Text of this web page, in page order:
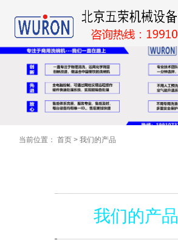
当前位置：首页 >我们的产品
我们的产品